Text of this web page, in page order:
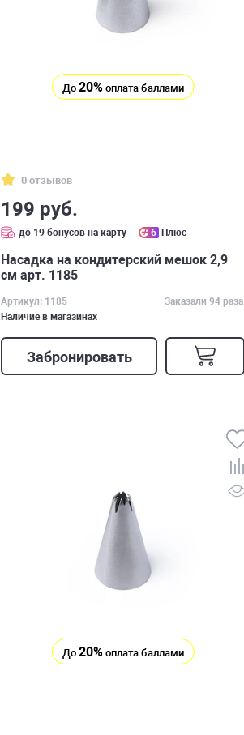
До 20% оплата баллами
0 отзывов
199 руб.
до 19 бонусов на карту 6 Плюс
Насадка на кондитерский мешок 2,9
см арт. 1185
Артикул: 1185
Заказали 94 раза
Наличие в магазинах
Забронировать
До 20% оплата баллами